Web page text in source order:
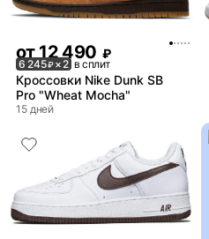
от12 490 ₽
6 245₽× 2 в сплит
Кроссовки Nike Dunk SB
Pro "Wheat Mocha"
15 дней